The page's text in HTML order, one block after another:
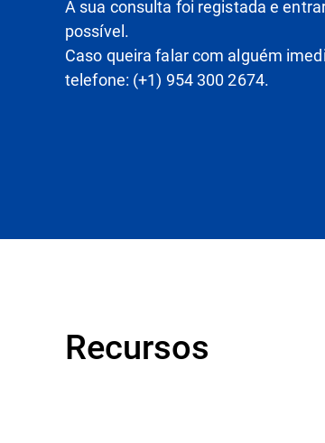
A sua consulta foi registada e
possível.
Caso queira falar com alguém
telefone: (+1) 954 300 2674.
Recursos